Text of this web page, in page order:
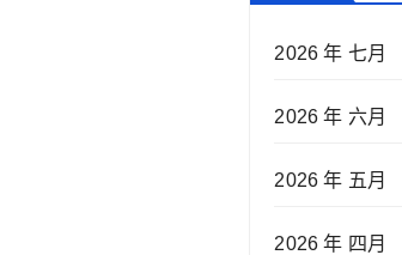
2026 年 七月
2026 年 六月
2026 年 五月
2026 年 四月